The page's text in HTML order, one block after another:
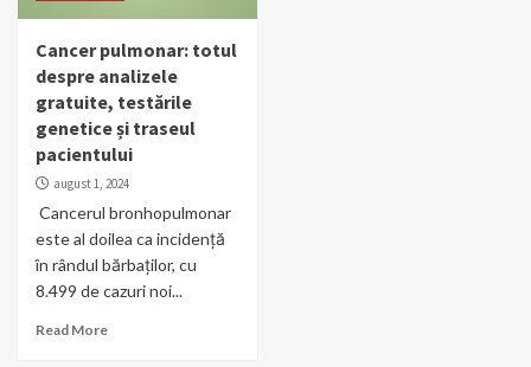
Cancer pulmonar: totul
despre analizele
gratuite, testările
genetice și traseul
pacientului
august 1, 2024
Cancerul bronhopulmonar
este al doilea ca incidență
în rândul bărbaților, cu
8.499 de cazuri noi...
Read More